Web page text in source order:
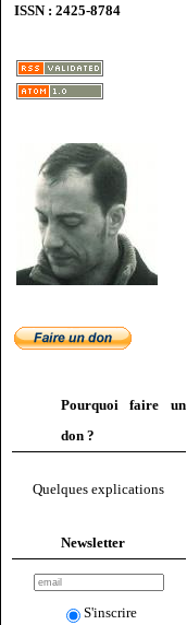
ISSN : 2425-8784
Pourquoi faire un
don ?
Quelques explications
Newsletter
S'inscrire